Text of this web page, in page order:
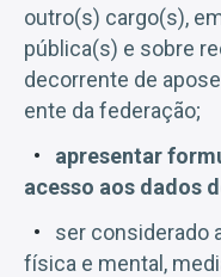
outro(s) cargo(s),
pública(s) e sobre
decorrente de
ente da federação;
apresentar
acesso aos dados
ser considerado
física e mental,